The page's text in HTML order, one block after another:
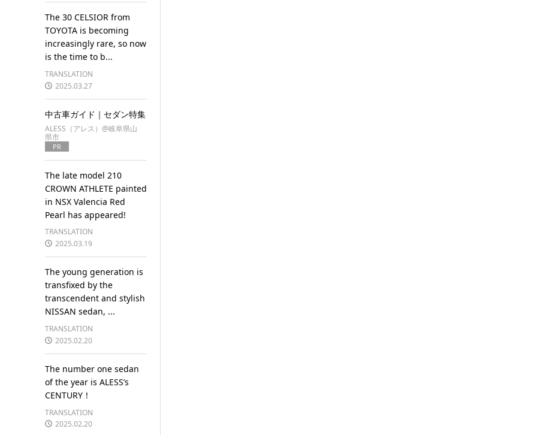
The 30 CELSIOR from
TOYOTA is becoming
increasingly rare, so now
is the time to b...
TRANSLATION
2025.03.27
中古車ガイド｜セダン特集
ALESS（アレス）@岐阜県山
県市
PR
The late model 210
CROWN ATHLETE painted
in NSX Valencia Red
Pearl has appeared!
TRANSLATION
2025.03.19
The young generation is
transfixed by the
transcendent and stylish
NISSAN sedan, ...
TRANSLATION
2025.02.20
The number one sedan
of the year is ALESS’s
CENTURY！
TRANSLATION
2025.02.20